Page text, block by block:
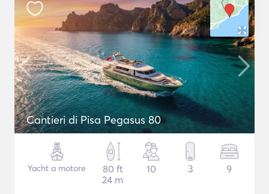
Cantieri di Pisa Pegasus 80
Yacht a motore
80 ft
24 m
10 3 9